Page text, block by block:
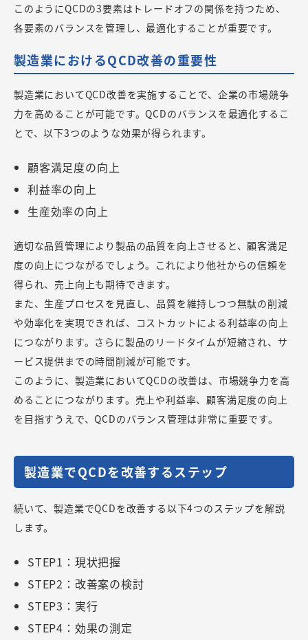
このようにQCDの3要素はトレードオフの関係を持つため、
各要素のバランスを管理し、最適化することが重要です。
製造業におけるQCD改善の重要性
製造業においてQCD改善を実施することで、企業の市場競争
力を高めることが可能です。QCDのバランスを最適化するこ
とで、以下3つのような効果が得られます。
顧客満足度の向上
利益率の向上
生産効率の向上
適切な品質管理により製品の品質を向上させると、顧客満足
度の向上につながるでしょう。これにより他社からの信頼を
得られ、売上向上も期待できます。
また、生産プロセスを見直し、品質を維持しつつ無駄の削減
や効率化を実現できれば、コストカットによる利益率の向上
につながります。さらに製品のリードタイムが短縮され、サ
ービス提供までの時間削減が可能です。
このように、製造業においてQCDの改善は、市場競争力を高
めることにつながります。売上や利益率、顧客満足度の向上
を目指すうえで、QCDのバランス管理は非常に重要です。
製造業でQCDを改善するステップ
続いて、製造業でQCDを改善する以下4つのステップを解説
します。
STEP1：現状把握
STEP2：改善案の検討
STEP3：実行
STEP4：効果の測定